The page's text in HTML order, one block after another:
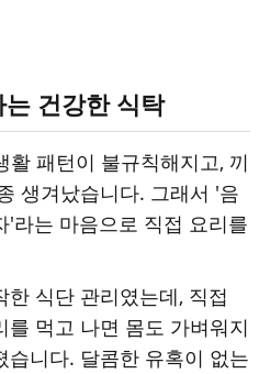
건강한 식탁
활 패턴이 불규칙해지고, 끼
생겨났습니다. 그래서 '음
'라는 마음으로 직접 요리를
식단 관리였는데, 직접
먹고 나면 몸도 가벼워지
니다. 달콤한 유혹이 없는